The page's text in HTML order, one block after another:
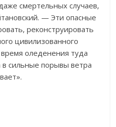
смертельных случаев,
— Эти опасные
реконструировать
цивилизованного
оледенения туда
в сильные порывы ветра